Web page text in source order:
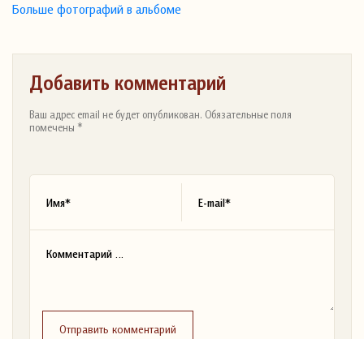
Больше фотографий в альбоме
Добавить комментарий
Ваш адрес email не будет опубликован. Обязательные поля
помечены *
Отправить комментарий